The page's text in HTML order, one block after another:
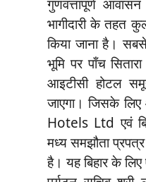
गुणवत्तापूर्ण
भागीदारी के तहत
किया जाना है।
भूमि पर पाँच सितारा
आइटीसी होटल
जाएगा। जिसके लिए
Hotels Ltd एवं
मध्य समझौता
है। यह बिहार के